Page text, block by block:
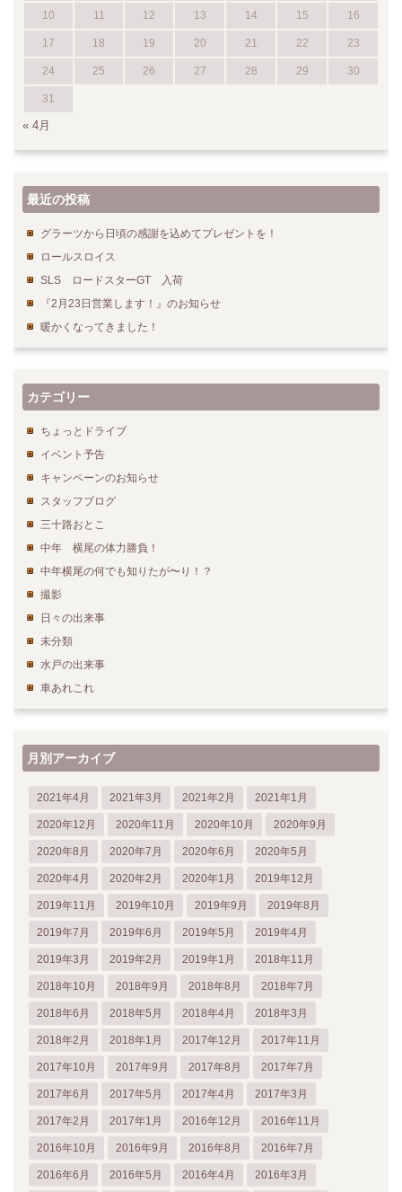
10 11 12 13 14 15 16
17 18 19 20 21 22 23
24 25 26 27 28 29 30
31
« 4月
最近の投稿
グラーツから日頃の感謝を込めてプレゼントを！
ロールスロイス
SLS ロードスターGT 入荷
『2月23日営業します！』のお知らせ
暖かくなってきました！
カテゴリー
ちょっとドライブ
イベント予告
キャンペーンのお知らせ
スタッフブログ
三十路おとこ
中年 横尾の体力勝負！
中年横尾の何でも知りたが〜り！？
撮影
日々の出来事
未分類
水戸の出来事
車あれこれ
月別アーカイブ
2021年4月 2021年3月 2021年2月 2021年1月
2020年12月 2020年11月 2020年10月 2020年9月
2020年8月 2020年7月 2020年6月 2020年5月
2020年4月 2020年2月 2020年1月 2019年12月
2019年11月 2019年10月 2019年9月 2019年8月
2019年7月 2019年6月 2019年5月 2019年4月
2019年3月 2019年2月 2019年1月 2018年11月
2018年10月 2018年9月 2018年8月 2018年7月
2018年6月 2018年5月 2018年4月 2018年3月
2018年2月 2018年1月 2017年12月 2017年11月
2017年10月 2017年9月 2017年8月 2017年7月
2017年6月 2017年5月 2017年4月 2017年3月
2017年2月 2017年1月 2016年12月 2016年11月
2016年10月 2016年9月 2016年8月 2016年7月
2016年6月 2016年5月 2016年4月 2016年3月